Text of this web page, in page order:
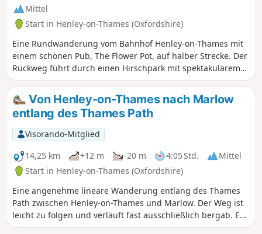
Mittel
Start in Henley-on-Thames (Oxfordshire)
Eine Rundwanderung vom Bahnhof Henley-on-Thames mit
einem schönen Pub, The Flower Pot, auf halber Strecke. Der
Rückweg führt durch einen Hirschpark mit spektakulärem
Blick auf die Themse und die Chilterns. Gute
Parkmöglichkeiten am Bahnhof Henley-on-Thames.
Von Henley-on-Thames nach Marlow
entlang des Thames Path
Visorando-Mitglied
14,25 km
+12 m -20 m 4:05 Std.
Mittel
Start in Henley-on-Thames (Oxfordshire)
Eine angenehme lineare Wanderung entlang des Thames
Path zwischen Henley-on-Thames und Marlow. Der Weg ist
leicht zu folgen und verläuft fast ausschließlich bergab. Es
gibt eine Reihe von öffentlichen Verkehrsmitteln, um zum